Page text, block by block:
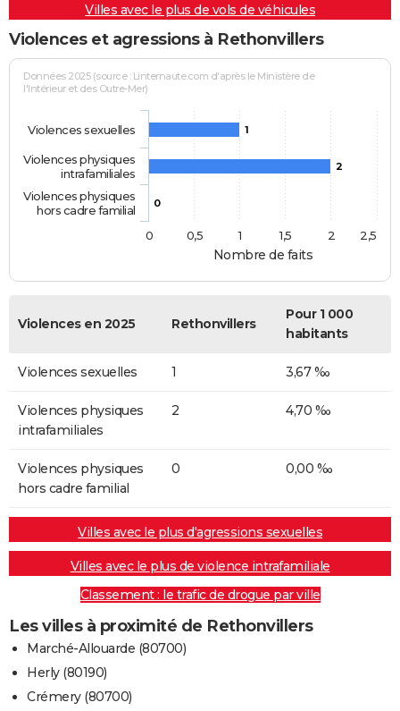
Villes avec le plus de vols de véhicules
Violences et agressions à Rethonvillers
Nombre de faits
Données 2025 (source : Linternaute.com d'après le Ministère de
l'Intérieur et des Outre-Mer)
1
2
0
Violences sexuelles
Violences physiques
intrafamiliales
Violences physiques
hors cadre familial
0
0,5 1 1,5 2 2,5
Violences en 2025 Rethonvillers
Pour 1 000
habitants
Violences sexuelles 1 3,67 ‰
Violences physiques
intrafamiliales
2 4,70 ‰
Violences physiques
hors cadre familial
0 0,00 ‰
Villes avec le plus d'agressions sexuelles
Villes avec le plus de violence intrafamiliale
Classement : le trafic de drogue par ville
Les villes à proximité de Rethonvillers
Marché-Allouarde (80700)
Herly (80190)
Crémery (80700)